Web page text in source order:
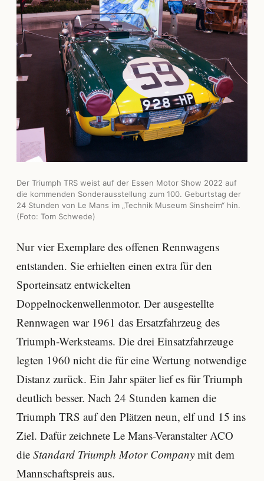
Der Triumph TRS weist auf der Essen Motor Show 2022 auf
die kommenden Sonderausstellung zum 100. Geburtstag der
24 Stunden von Le Mans im „Technik Museum Sinsheim“ hin.
(Foto: Tom Schwede)
Nur vier Exemplare des offenen Rennwagens
entstanden. Sie erhielten einen extra für den
Sporteinsatz entwickelten
Doppelnockenwellenmotor. Der ausgestellte
Rennwagen war 1961 das Ersatzfahrzeug des
Triumph-Werksteams. Die drei Einsatzfahrzeuge
legten 1960 nicht die für eine Wertung notwendige
Distanz zurück. Ein Jahr später lief es für Triumph
deutlich besser. Nach 24 Stunden kamen die
Triumph TRS auf den Plätzen neun, elf und 15 ins
Ziel. Dafür zeichnete Le Mans-Veranstalter ACO
die Standard Triumph Motor Company mit dem
Mannschaftspreis aus.